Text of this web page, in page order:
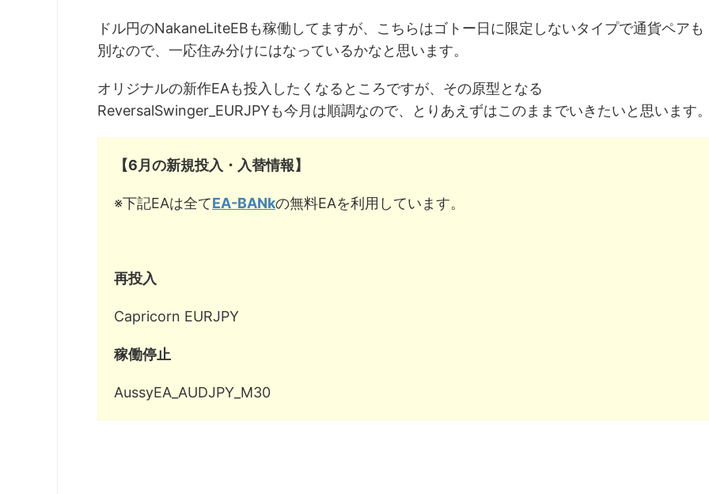
ドル円のNakaneLiteEBも稼働してますが、こちらはゴトー日に限定しないタイプで通貨ペアも
別なので、一応住み分けにはなっているかなと思います。
オリジナルの新作EAも投入したくなるところですが、その原型となる
ReversalSwinger_EURJPYも今月は順調なので、とりあえずはこのままでいきたいと思います
【6月の新規投入・入替情報】
※下記EAは全てEA-BANkの無料EAを利用しています。
再投入
Capricorn EURJPY
稼働停止
AussyEA_AUDJPY_M30